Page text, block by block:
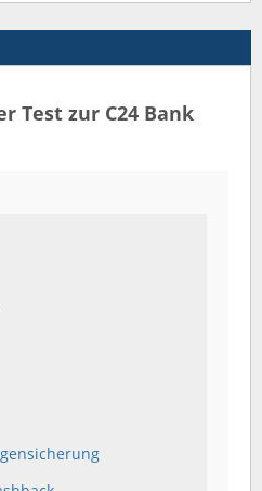
Test zur C24 Bank